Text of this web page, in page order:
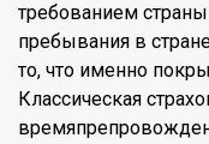
требованием
пребывания в
то, что именно
Классическая